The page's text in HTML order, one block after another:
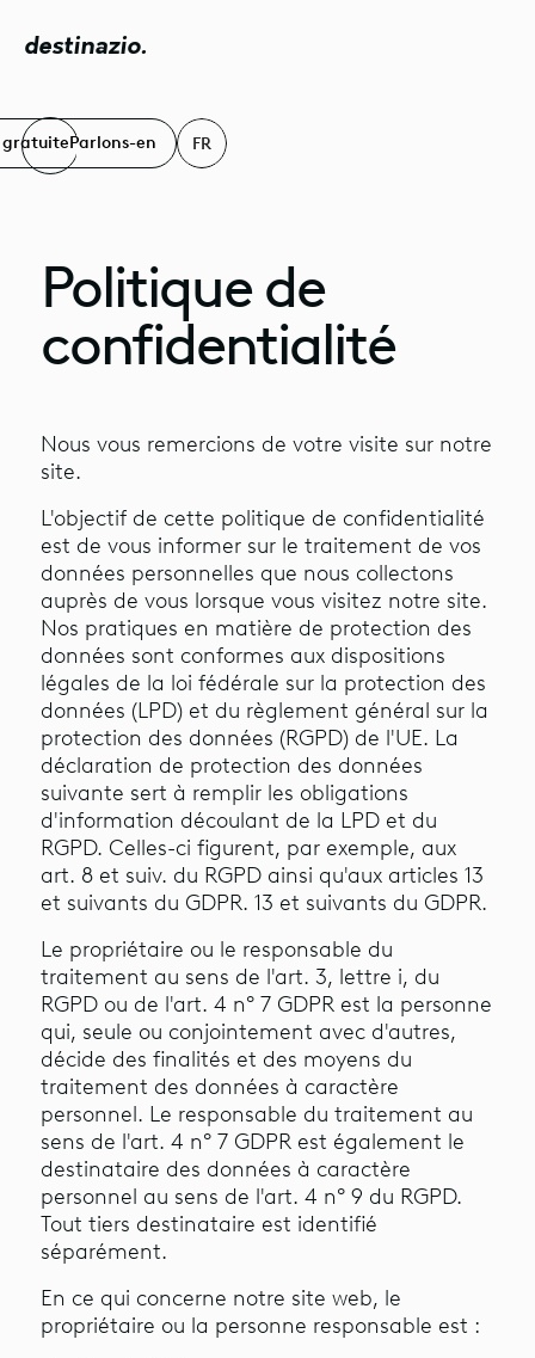
destinazio.
gratuiteParlons-en FR
Politique de
confidentialité
Nous vous remercions de votre visite sur notre
site.
L'objectif de cette politique de confidentialité
est de vous informer sur le traitement de vos
données personnelles que nous collectons
auprès de vous lorsque vous visitez notre site.
Nos pratiques en matière de protection des
données sont conformes aux dispositions
légales de la loi fédérale sur la protection des
données (LPD) et du règlement général sur la
protection des données (RGPD) de l'UE. La
déclaration de protection des données
suivante sert à remplir les obligations
d'information découlant de la LPD et du
RGPD. Celles-ci figurent, par exemple, aux
art. 8 et suiv. du RGPD ainsi qu'aux articles 13
et suivants du GDPR. 13 et suivants du GDPR.
Le propriétaire ou le responsable du
traitement au sens de l'art. 3, lettre i, du
RGPD ou de l'art. 4 n° 7 GDPR est la personne
qui, seule ou conjointement avec d'autres,
décide des finalités et des moyens du
traitement des données à caractère
personnel. Le responsable du traitement au
sens de l'art. 4 n° 7 GDPR est également le
destinataire des données à caractère
personnel au sens de l'art. 4 n° 9 du RGPD.
Tout tiers destinataire est identifié
séparément.
En ce qui concerne notre site web, le
propriétaire ou la personne responsable est :